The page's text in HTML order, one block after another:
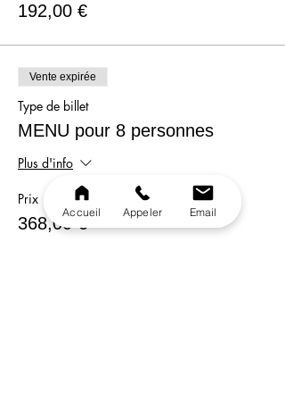
192,00 €
Vente expirée
Type de billet
MENU pour 8 personnes
Plus d'info
Prix
368,00 €
Accueil Appeler Email